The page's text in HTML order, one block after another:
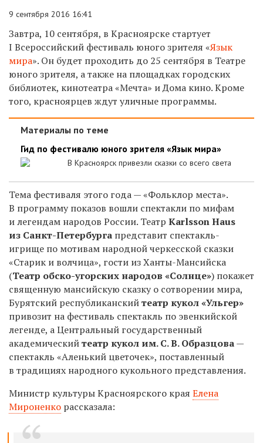
9 сентября 2016 16:41
Завтра, 10 сентября, в Красноярске стартует
I Всероссийский фестиваль юного зрителя «Язык
мира». Он будет проходить до 25 сентября в Театре
юного зрителя, а также на площадках городских
библиотек, кинотеатра «Мечта» и Дома кино. Кроме
того, красноярцев ждут уличные программы.
Материалы по теме
Гид по фестивалю юного зрителя «Язык мира»
В Красноярск привезли сказки со всего света
Тема фестиваля этого года — «Фольклор места».
В программу показов вошли спектакли по мифам
и легендам народов России. Театр Karlsson Haus
из Санкт-Петербурга представит спектакль-
игрище по мотивам народной черкесской сказки
«Старик и волчица», гости из Ханты-Мансийска
(Театр обско-угорских народов «Солнце») покажет
священную мансийскую сказку о сотворении мира,
Бурятский республиканскийтеатр кукол «Ульгер»
привозит на фестиваль спектакль по эвенкийской
легенде, а Центральный государственный
академическийтеатр кукол им. С. В. Образцова—
спектакль «Аленький цветочек», поставленный
в традициях народного кукольного представления.
Министр культуры Красноярского края Елена
Мироненко рассказала: